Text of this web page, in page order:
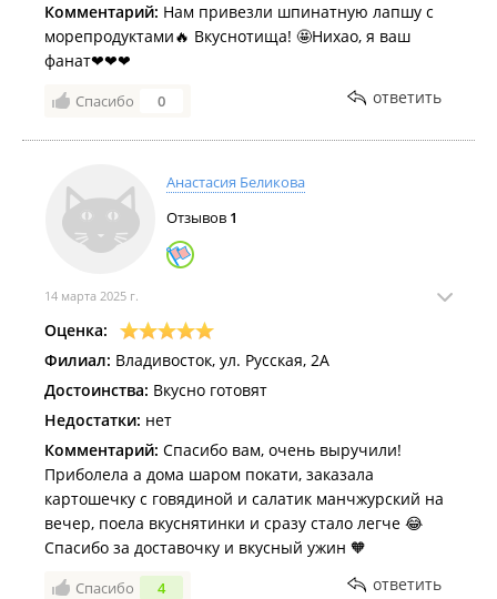
Комментарий: Нам привезли шпинатную лапшу с
морепродуктами🔥 Вкуснотища! 🤩Нихао, я ваш
фанат❤❤❤
Спасибо 0 ответить
Анастасия Беликова
Отзывов 1
14 марта 2025 г.
Оценка:
Филиал: Владивосток, ул. Русская, 2А
Достоинства: Вкусно готовят
Недостатки: нет
Комментарий: Спасибо вам, очень выручили!
Приболела а дома шаром покати, заказала
картошечку с говядиной и салатик манчжурский на
вечер, поела вкуснятинки и сразу стало легче 😂
Спасибо за доставочку и вкусный ужин 🧡
Спасибо 4 ответить